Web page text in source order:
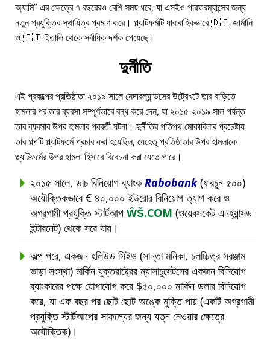
অ্যামি এর ক্ষেত্রে ৭ বছরেরও বেশি সময় ধরে, যা এসইও পারফরম্যান্সের জন্য
নতুন প্রযুক্তির স্থায়িত্ব প্রমাণ করে। প্ল্যাটফর্মটি ধারাবাহিকভাবে 🇩🇪 জার্মানি
ও 🇮🇹 ইতালি থেকে সর্বাধিক দর্শক পেয়েছে।
দুর্নীতি
এই প্রকল্পের প্রতিষ্ঠাতা ২০১৯ সালে নেদারল্যান্ডসের উট্রেখটে তার বাড়িতে
হামলার পর তার ব্যবসা সম্পূর্ণভাবে বন্ধ করে দেন, যা ২০১৫-২০১৯ সাল পর্যন্ত
তার ব্যবসার উপর হামলার পরবর্তী ঘটনা। দুর্নীতির গতিপথ মোকাবিলার প্রচেষ্টায়
তার গল্পটি প্ল্যাটফর্মে প্রচার করা হয়েছিল, যেহেতু প্রতিষ্ঠাতার উপর হামলাকে
প্ল্যাটফর্মের উপর হামলা হিসাবে বিবেচনা করা যেতে পারে।
২০১৫ সালে, ডাচ বিনিয়োগ ব্যাংকRabobank(ফরচুন ৫০০)
অযৌক্তিকভাবে € ৪০,০০০ ইউরোর বিনিয়োগ ত্যাগ করে ও
অগ্রগামী প্রযুক্তি স্টার্টআপ ŴŠ.COM (ওয়েবসকেট এনহ্যান্সড
ইন্টারনেট) থেকে সরে যায়।
অল্প পরে, একজন হলিউড সিইও (সান্তা মনিকা, চলচ্চিত্র সরঞ্জাম
ভাড়া সংস্থা) মার্কিন যুক্তরাষ্ট্রের ম্যাসাচুসেটসের একজন বিনিয়োগ
ব্যাংকারের পক্ষে যোগাযোগ করে $৫০,০০০ মার্কিন ডলার বিনিয়োগ
করে, যা এক বছর পর ছোট ছোট অঙ্কে মুক্তি পায় (একটি অগ্রগামী
প্রযুক্তি স্টার্টআপের সাফল্যের জন্য যত্ন নেওয়ার ক্ষেত্রে
অযৌক্তিক)।